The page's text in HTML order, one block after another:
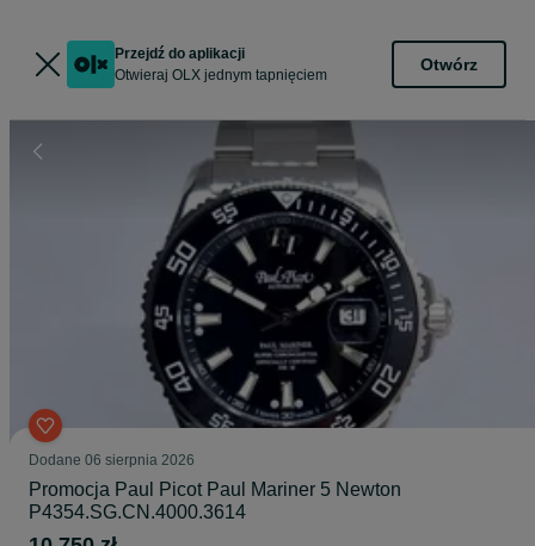
Przejdź do aplikacji
Otwieraj OLX jednym tapnięciem
Otwórz
Dodane 06 sierpnia 2026
Promocja Paul Picot Paul Mariner 5 Newton
P4354.SG.CN.4000.3614